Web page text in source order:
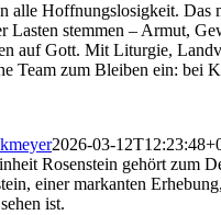
alle Hoffnungs­losigkeit. Das
Lasten stemmen – Armut,
auf Gott. Mit Liturgie,
Team zum Bleiben ein: bei
2026-03-
Rosenstein gehört zum
einer markanten
ist.